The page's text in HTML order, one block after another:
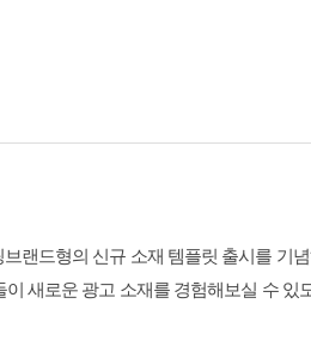
랜드형의 신규 소재 템플릿 출시를 기
이 새로운 광고 소재를 경험해보실 수